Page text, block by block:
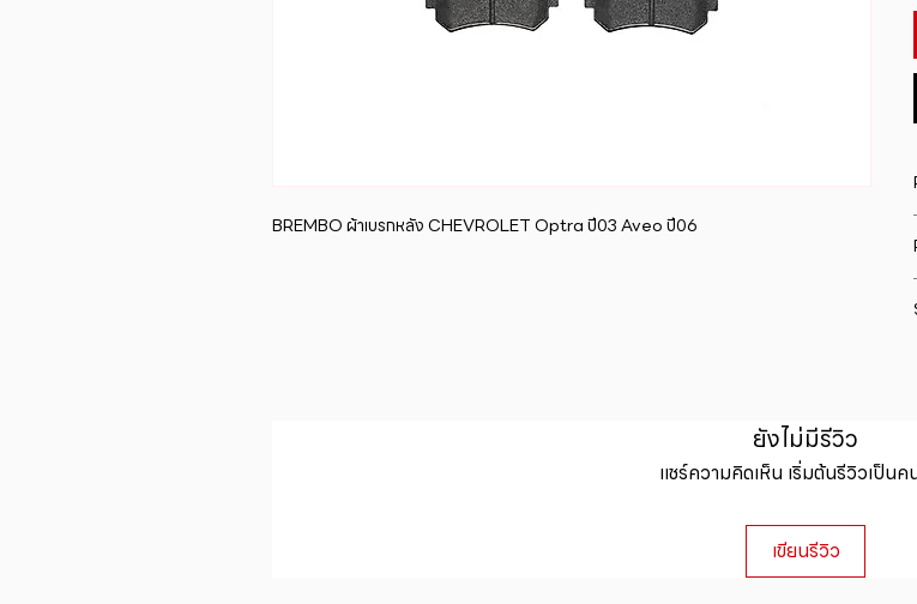
BREMBO ผ้าเบรกหลัง CHEVROLET Optra ปี03 Aveo ปี06
ยังไม่มีรีวิว
แชร์ความคิดเห็น เริ่มต้นรีวิวเป็นค
เขียนรีวิว